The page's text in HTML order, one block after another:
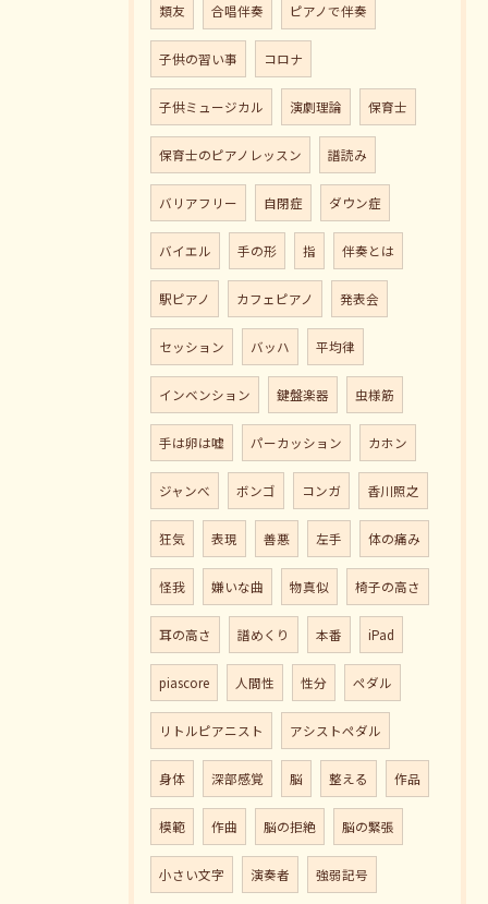
類友 合唱伴奏 ピアノで伴奏
子供の習い事 コロナ
子供ミュージカル 演劇理論 保育士
保育士のピアノレッスン 譜読み
バリアフリー 自閉症 ダウン症
バイエル 手の形 指 伴奏とは
駅ピアノ カフェピアノ 発表会
セッション バッハ 平均律
インベンション 鍵盤楽器 虫様筋
手は卵は嘘 パーカッション カホン
ジャンべ ボンゴ コンガ 香川照之
狂気 表現 善悪 左手 体の痛み
怪我 嫌いな曲 物真似 椅子の高さ
耳の高さ 譜めくり 本番 iPad
piascore 人間性 性分 ペダル
リトルピアニスト アシストペダル
身体 深部感覚 脳 整える 作品
模範 作曲 脳の拒絶 脳の緊張
小さい文字 演奏者 強弱記号